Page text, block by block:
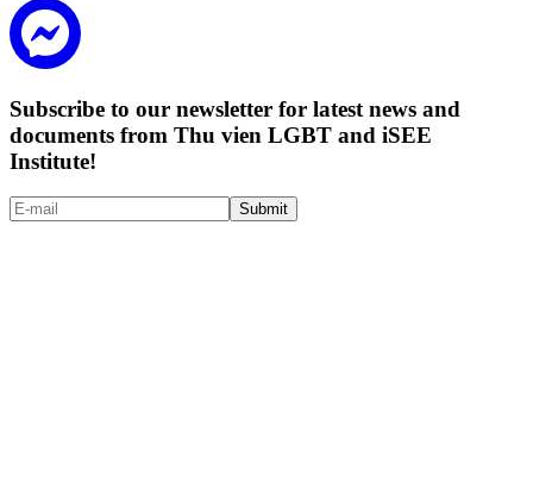
Subscribe to our newsletter for latest news and
documents from Thu vien LGBT and iSEE
Institute!
Submit